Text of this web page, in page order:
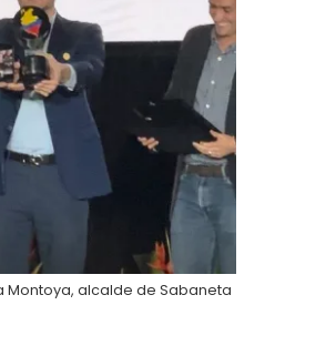
Montoya, alcalde de Sabaneta